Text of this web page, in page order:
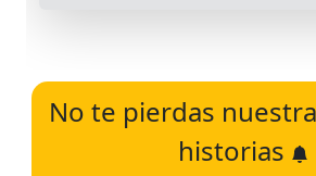
No te pierdas
historias